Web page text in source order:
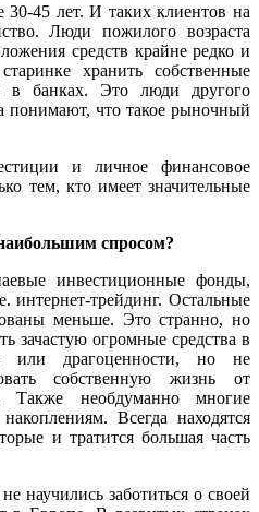
30-45 лет. И таких клиентов на
Люди пожилого возраста
средств крайне редко и
хранить собственные
в банках. Это люди другого
понимают, что такое рыночный
и личное финансовое
тем, кто имеет значительные
спросом?
инвестиционные фонды,
интернет-трейдинг. Остальные
меньше. Это странно, но
зачастую огромные средства в
или драгоценности, но не
собственную жизнь от
Также необдуманно многие
Всегда находятся
и тратится большая часть
научились заботиться о своей